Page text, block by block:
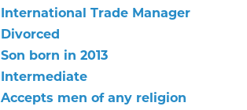
International Trade Manager
Divorced
Son born in 2013
Intermediate
Accepts men of any religion